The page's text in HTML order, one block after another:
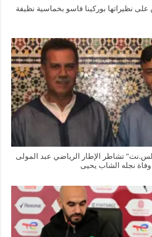
نظيراتها بوركينا فاسو بخماسية نظيفة
تشاطر الإطار الرياضي عبد المولى
نجله الشاب يحيى